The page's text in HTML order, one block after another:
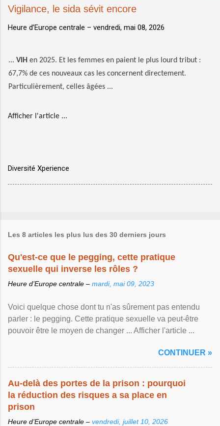
Vigilance, le sida sévit encore
Heure d’Europe centrale – vendredi, mai 08, 2026
... VIH en 2025. Et les femmes en paient le plus lourd tribut :
67,7% de ces nouveaux cas les concernent directement.
Particulièrement, celles âgées ...
Afficher l'article ...
Diversité Xperience
Les 8 articles les plus lus des 30 derniers jours
Qu'est-ce que le pegging, cette pratique
sexuelle qui inverse les rôles ?
Heure d’Europe centrale – mardi, mai 09, 2023
Voici quelque chose dont tu n'as sûrement pas entendu
parler : le pegging. Cette pratique sexuelle va peut-être
pouvoir être le moyen de changer ... Afficher l'article ...
CONTINUER »
Au-delà des portes de la prison : pourquoi
la réduction des risques a sa place en
prison
Heure d’Europe centrale – vendredi, juillet 10, 2026